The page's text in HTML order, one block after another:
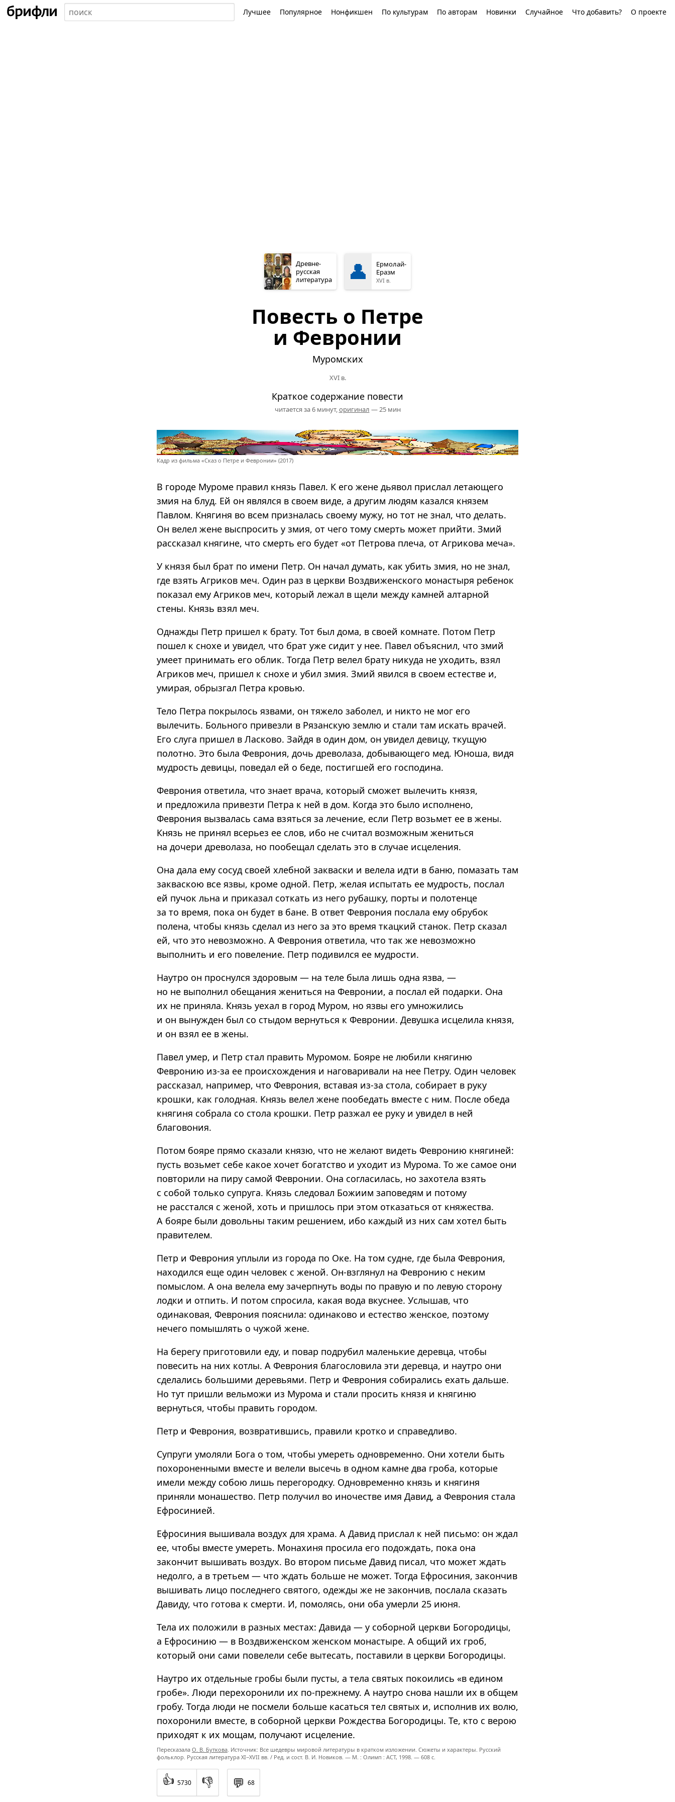
Лучшее Популярное Нонфикшен По культурам По авторам Новинки Случайное Что добавить? О проекте
Древне­
русская
литература
👤
Ермолай-
Еразм
XVI в.
Повесть о Петре
и Февронии
Муромских
XVI в.
Краткое содержание повести
читается за 6 минут,оригинал — 25 мин
Кадр из фильма «Сказ о Петре и Февронии» (2017)
В городе Муроме правил князь Павел. К его жене дьявол прислал летающего
змия на блуд. Ей он являлся в своем виде, а другим людям казался князем
Павлом. Княгиня во всем призналась своему мужу, но тот не знал, что делать.
Он велел жене выспросить у змия, от чего тому смерть может прийти. Змий
рассказал княгине, что смерть его будет «от Петрова плеча, от Агрикова меча».
У князя был брат по имени Петр. Он начал думать, как убить змия, но не знал,
где взять Агриков меч. Один раз в церкви Воздвиженского монастыря ребенок
показал ему Агриков меч, который лежал в щели между камней алтарной
стены. Князь взял меч.
Однажды Петр пришел к брату. Тот был дома, в своей комнате. Потом Петр
пошел к снохе и увидел, что брат уже сидит у нее. Павел объяснил, что змий
умеет принимать его облик. Тогда Петр велел брату никуда не уходить, взял
Агриков меч, пришел к снохе и убил змия. Змий явился в своем естестве и,
умирая, обрызгал Петра кровью.
Тело Петра покрылось язвами, он тяжело заболел, и никто не мог его
вылечить. Больного привезли в Рязанскую землю и стали там искать врачей.
Его слуга пришел в Ласково. Зайдя в один дом, он увидел девицу, ткущую
полотно. Это была Феврония, дочь древолаза, добывающего мед. Юноша, видя
мудрость девицы, поведал ей о беде, постигшей его господина.
Феврония ответила, что знает врача, который сможет вылечить князя,
и предложила привезти Петра к ней в дом. Когда это было исполнено,
Феврония вызвалась сама взяться за лечение, если Петр возьмет ее в жены.
Князь не принял всерьез ее слов, ибо не считал возможным жениться
на дочери древолаза, но пообещал сделать это в случае исцеления.
Она дала ему сосуд своей хлебной закваски и велела идти в баню, помазать там
закваскою все язвы, кроме одной. Петр, желая испытать ее мудрость, послал
ей пучок льна и приказал соткать из него рубашку, порты и полотенце
за то время, пока он будет в бане. В ответ Феврония послала ему обрубок
полена, чтобы князь сделал из него за это время ткацкий станок. Петр сказал
ей, что это невозможно. А Феврония ответила, что так же невозможно
выполнить и его повеление. Петр подивился ее мудрости.
Наутро он проснулся здоровым — на теле была лишь одна язва, —
но не выполнил обещания жениться на Февронии, а послал ей подарки. Она
их не приняла. Князь уехал в город Муром, но язвы его умножились
и он вынужден был со стыдом вернуться к Февронии. Девушка исцелила князя,
и он взял ее в жены.
Павел умер, и Петр стал править Муромом. Бояре не любили княгиню
Февронию из-за ее происхождения и наговаривали на нее Петру. Один человек
рассказал, например, что Феврония, вставая из-за стола, собирает в руку
крошки, как голодная. Князь велел жене пообедать вместе с ним. После обеда
княгиня собрала со стола крошки. Петр разжал ее руку и увидел в ней
благовония.
Потом бояре прямо сказали князю, что не желают видеть Февронию княгиней:
пусть возьмет себе какое хочет богатство и уходит из Мурома. То же самое они
повторили на пиру самой Февронии. Она согласилась, но захотела взять
с собой только супруга. Князь следовал Божиим заповедям и потому
не расстался с женой, хоть и пришлось при этом отказаться от княжества.
А бояре были довольны таким решением, ибо каждый из них сам хотел быть
правителем.
Петр и Феврония уплыли из города по Оке. На том судне, где была Феврония,
находился еще один человек с женой. Он-взглянул на Февронию с неким
помыслом. А она велела ему зачерпнуть воды по правую и по левую сторону
лодки и отпить. И потом спросила, какая вода вкуснее. Услышав, что
одинаковая, Феврония пояснила: одинаково и естество женское, поэтому
нечего помышлять о чужой жене.
На берегу приготовили еду, и повар подрубил маленькие деревца, чтобы
повесить на них котлы. А Феврония благословила эти деревца, и наутро они
сделались большими деревьями. Петр и Феврония собирались ехать дальше.
Но тут пришли вельможи из Мурома и стали просить князя и княгиню
вернуться, чтобы править городом.
Петр и Феврония, возвратившись, правили кротко и справедливо.
Супруги умоляли Бога о том, чтобы умереть одновременно. Они хотели быть
похороненными вместе и велели высечь в одном камне два гроба, которые
имели между собою лишь перегородку. Одновременно князь и княгиня
приняли монашество. Петр получил во иночестве имя Давид, а Феврония стала
Ефросинией.
Ефросиния вышивала воздух для храма. А Давид прислал к ней письмо: он ждал
ее, чтобы вместе умереть. Монахиня просила его подождать, пока она
закончит вышивать воздух. Во втором письме Давид писал, что может ждать
недолго, а в третьем — что ждать больше не может. Тогда Ефросиния, закончив
вышивать лицо последнего святого, одежды же не закончив, послала сказать
Давиду, что готова к смерти. И, помолясь, они оба умерли 25 июня.
Тела их положили в разных местах: Давида — у соборной церкви Богородицы,
а Ефросинию — в Воздвиженском женском монастыре. А общий их гроб,
который они сами повелели себе вытесать, поставили в церкви Богородицы.
Наутро их отдельные гробы были пусты, а тела святых покоились «в едином
гробе». Люди перехоронили их по-прежнему. А наутро снова нашли их в общем
гробу. Тогда люди не посмели больше касаться тел святых и, исполнив их волю,
похоронили вместе, в соборной церкви Рождества Богородицы. Те, кто с верою
приходят к их мощам, получают исцеление.
Пересказала О. В. Буткова. Источник: Все шедевры мировой литературы в кратком изложении. Сюжеты и характеры. Русский
фольклор. Русская литература XI−XVII вв. / Ред. и сост. В. И. Новиков. — М. : Олимп : ACT, 1998. — 608 с.
👍 5730 👎 💬 68